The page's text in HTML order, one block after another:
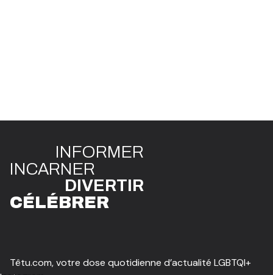
INFORMER
INCARNER
DIVERTIR
CÉLÉBRER
Têtu.com, votre dose quotidienne d’actualité LGBTQI+